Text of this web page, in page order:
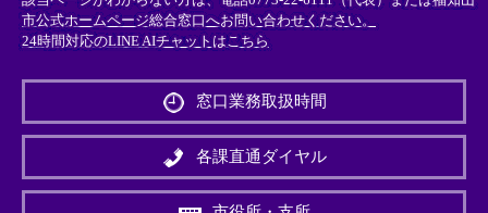
市公式ホームページ総合窓口へお問い合わせください。
24時間対応のLINE AIチャットはこちら
外
リ
ン
＞
窓口業務取扱時間
各課直通ダイヤル